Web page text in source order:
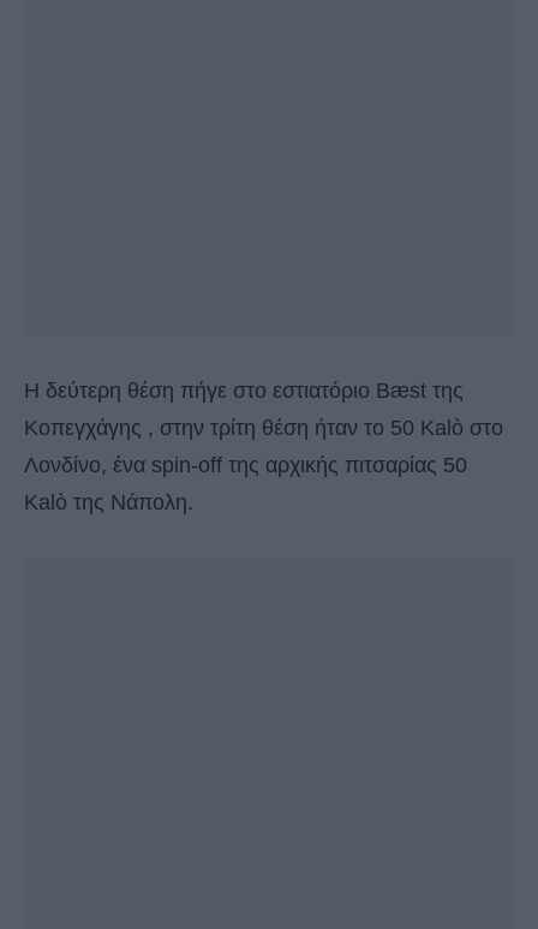
Η δεύτερη θέση πήγε στο εστιατόριο Bæst της
Κοπεγχάγης , στην τρίτη θέση ήταν το 50 Kalò στο
Λονδίνο, ένα spin-off της αρχικής πιτσαρίας 50
Kalò της Νάπολη.